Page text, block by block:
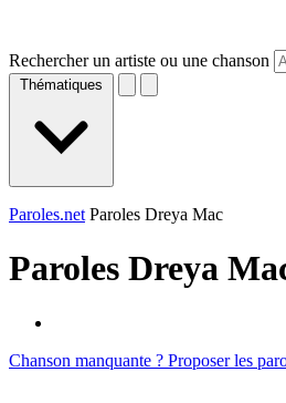
Rechercher un artiste ou une chanson
Thématiques
Paroles.net Paroles Dreya Mac
Paroles Dreya
Chanson manquante ? Proposer les